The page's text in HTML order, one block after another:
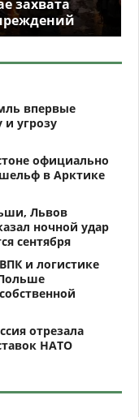
захвата
впервые
и угрозу
официально
в Арктике
Львов
ночной удар
сентября
и логистике
отрезала
НАТО